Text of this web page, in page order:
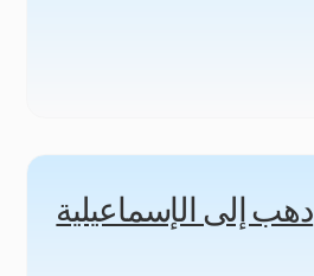
دهب إلى الإسماعيلية